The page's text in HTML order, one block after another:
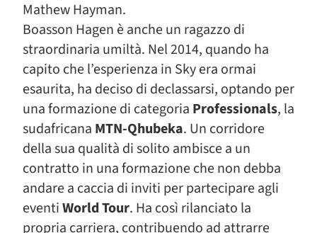
Mathew Hayman.
Boasson Hagen è anche un ragazzo di
straordinaria umiltà. Nel 2014, quando ha
capito che l’esperienza in Sky era ormai
esaurita, ha deciso di declassarsi, optando per
una formazione di categoria Professionals, la
sudafricana MTN-Qhubeka. Un corridore
della sua qualità di solito ambisce a un
contratto in una formazione che non debba
andare a caccia di inviti per partecipare agli
eventiWorld Tour. Ha così rilanciato la
propria carriera, contribuendo ad attrarre